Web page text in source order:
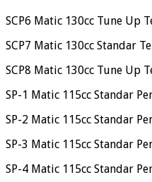
SCP6 Matic 130cc Tune Up
SCP7 Matic 130cc Standar
SCP8 Matic 130cc Tune Up
SP-1 Matic 115cc Standar
SP-2 Matic 115cc Standar
SP-3 Matic 115cc Standar
SP-4 Matic 115cc Standar